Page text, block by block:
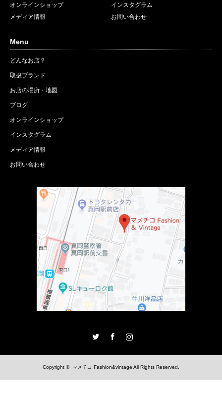
オンラインショップ
インスタグラム
メディア情報
お問い合わせ
Menu
どんなお店？
取扱ブランド
お店の場所・地図
ブログ
オンラインショップ
インスタグラム
メディア情報
お問い合わせ
Copyright © マメチコ Fashion&vintage All Rights Reserved.